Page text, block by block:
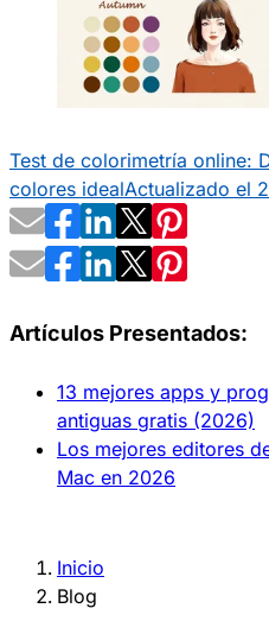
Test de colorimetría online:
colores idealActualizado el
Artículos Presentados:
13 mejores apps y
antiguas gratis (2026)
Los mejores editores
Mac en 2026
Inicio
Blog